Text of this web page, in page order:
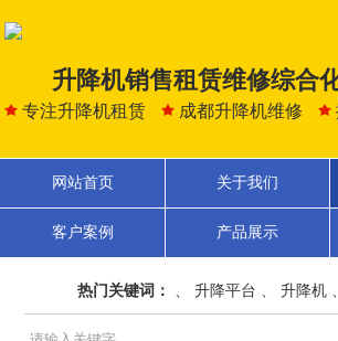
升降机销售租赁维修综合
专注升降机租赁 成都升降机维修
网站首页 关于我们
客户案例 产品展示
热门关键词： 升降平台 升降机